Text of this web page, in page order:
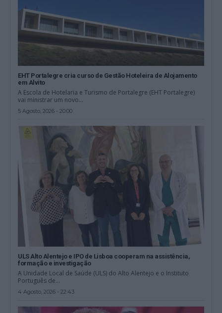
EHT Portalegre cria curso de Gestão Hoteleira de Alojamento
em Alvito
A Escola de Hotelaria e Turismo de Portalegre (EHT Portalegre)
vai ministrar um novo...
5 Agosto, 2026 - 20:00
ULS Alto Alentejo e IPO de Lisboa cooperam na assistência,
formação e investigação
A Unidade Local de Saúde (ULS) do Alto Alentejo e o Instituto
Português de...
4 Agosto, 2026 - 22:43